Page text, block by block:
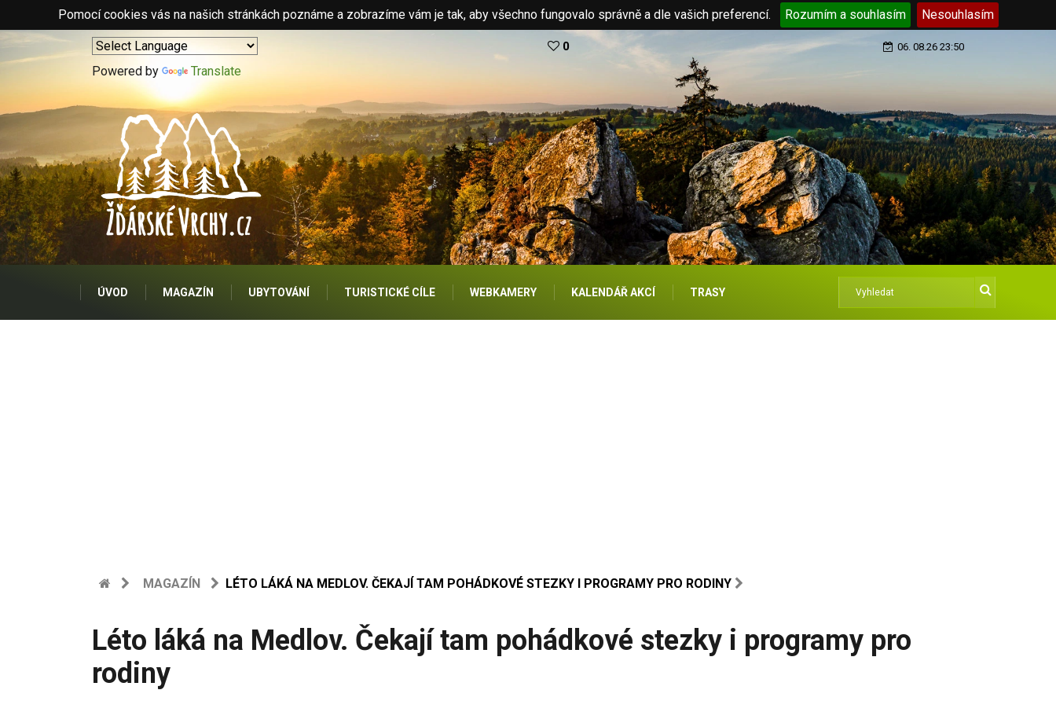
Pomocí cookies vás na našich stránkách poznáme a zobrazíme vám je tak, aby všechno fungovalo správně a dle vašich preferencí. Rozumím a souhlasím Nesouhlasím
Powered by Translate
0 06. 08.26 23:50
ÚVOD MAGAZÍN UBYTOVÁNÍ TURISTICKÉ CÍLE WEBKAMERY KALENDÁŘ AKCÍ TRASY
MAGAZÍN LÉTO LÁKÁ NA MEDLOV. ČEKAJÍ TAM POHÁDKOVÉ STEZKY I PROGRAMY PRO RODINY
Léto láká na Medlov. Čekají tam pohádkové stezky i programy pro
rodiny